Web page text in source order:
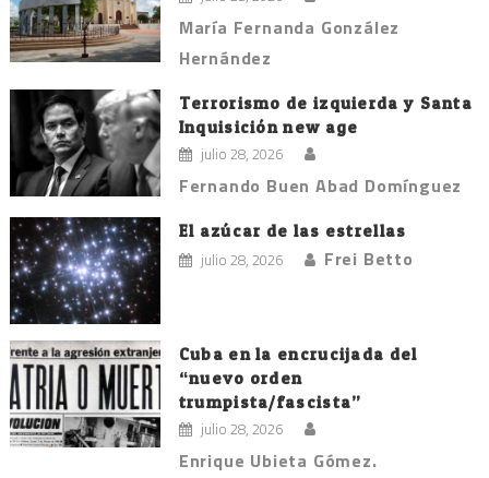
María Fernanda González
Hernández
Terrorismo de izquierda y Santa
Inquisición new age
julio 28, 2026
Fernando Buen Abad Domínguez
El azúcar de las estrellas
julio 28, 2026 Frei Betto
Cuba en la encrucijada del
“nuevo orden
trumpista/fascista”
julio 28, 2026
Enrique Ubieta Gómez.